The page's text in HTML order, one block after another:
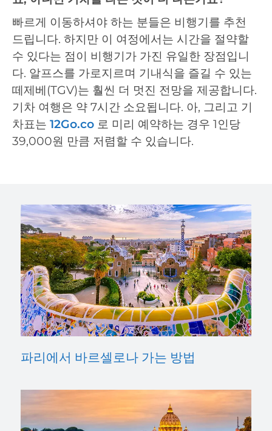
빠르게 이동하셔야 하는 분들은 비행기를 추천
드립니다. 하지만 이 여정에서는 시간을 절약할
수 있다는 점이 비행기가 가진 유일한 장점입니
다. 알프스를 가로지르며 기내식을 즐길 수 있는
떼제베(TGV)는 훨씬 더 멋진 전망을 제공합니다.
기차 여행은 약 7시간 소요됩니다. 아, 그리고 기
차표는 12Go.co 로 미리 예약하는 경우 1인당
39,000원 만큼 저렴할 수 있습니다.
파리에서 바르셀로나 가는 방법